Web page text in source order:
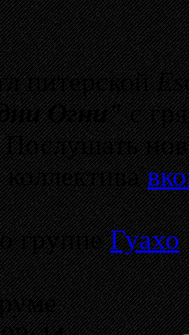
питерской
Огни"с
Послушать
коллектива
группеГуахо